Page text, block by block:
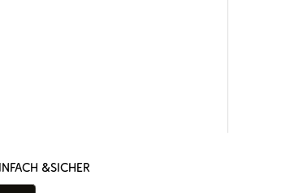
&SICHER